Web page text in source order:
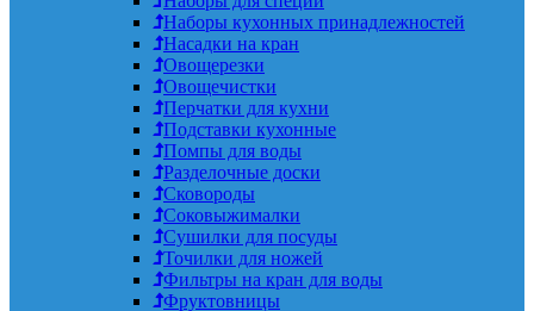
Наборы кухонных принадлежностей
Насадки на кран
Овощерезки
Овощечистки
Перчатки для кухни
Подставки кухонные
Помпы для воды
Разделочные доски
Сковороды
Соковыжималки
Сушилки для посуды
Точилки для ножей
Фильтры на кран для воды
Фруктовницы